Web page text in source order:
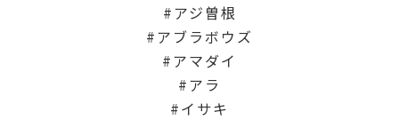
アジ曽根
アブラボウズ
アマダイ
アラ
イサキ